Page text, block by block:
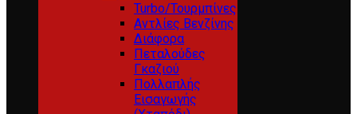
Turbo/Τουρμπίνες
Αντλίες Βενζίνης
Διάφορα
Πεταλούδες
Γκαζιού
Πολλαπλής
Εισαγωγής